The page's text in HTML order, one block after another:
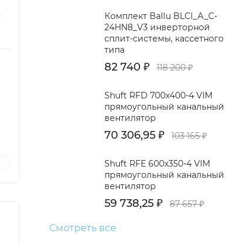
Комплект Ballu BLCI_A_C-
24HN8_V3 инверторной
сплит-системы, кассетного
типа
82 740 ₽ 118 200₽
Shuft RFD 700x400-4 VIM
прямоугольный канальный
вентилятор
70 306,95 ₽ 103 165₽
Shuft RFE 600x350-4 VIM
прямоугольный канальный
вентилятор
59 738,25 ₽ 87 657₽
Смотреть все